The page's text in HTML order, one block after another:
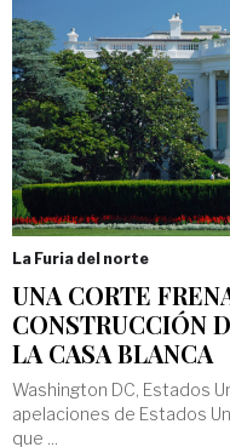
La Furia del norte
UNA CORTE
CONSTRUCCIÓN
LA CASA BLANCA
Washington DC, Estados
apelaciones de Estados
que ...